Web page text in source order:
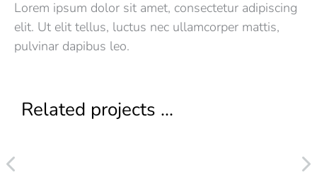
Lorem ipsum dolor sit amet, consectetur adipiscing
elit. Ut elit tellus, luctus nec ullamcorper mattis,
pulvinar dapibus leo.
Related projects ...